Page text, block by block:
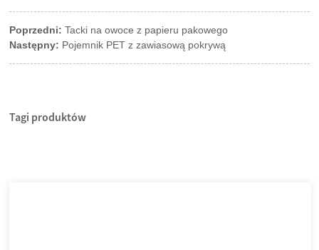
Poprzedni: Tacki na owoce z papieru pakowego
Następny: Pojemnik PET z zawiasową pokrywą
Tagi produktów